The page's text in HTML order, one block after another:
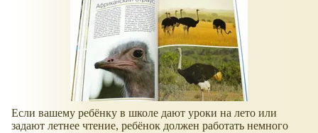
Если вашему ребёнку в школе дают уроки на лето или
задают летнее чтение, ребёнок должен работать немного